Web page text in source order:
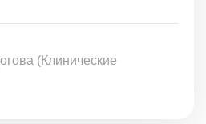
(Клинические